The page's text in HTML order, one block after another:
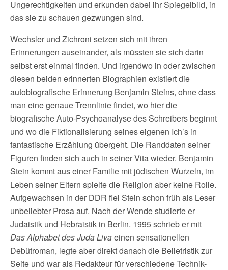
Ungerechtigkeiten und erkunden dabei ihr Spiegelbild, in
das sie zu schauen gezwungen sind.
Wechsler und Zichroni setzen sich mit ihren
Erinnerungen auseinander, als müssten sie sich darin
selbst erst einmal finden. Und irgendwo in oder zwischen
diesen beiden erinnerten Biographien existiert die
autobiografische Erinnerung Benjamin Steins, ohne dass
man eine genaue Trennlinie findet, wo hier die
biografische Auto-Psychoanalyse des Schreibers beginnt
und wo die Fiktionalisierung seines eigenen Ich’s in
fantastische Erzählung übergeht. Die Randdaten seiner
Figuren finden sich auch in seiner Vita wieder. Benjamin
Stein kommt aus einer Familie mit jüdischen Wurzeln, im
Leben seiner Eltern spielte die Religion aber keine Rolle.
Aufgewachsen in der DDR fiel Stein schon früh als Leser
unbeliebter Prosa auf. Nach der Wende studierte er
Judaistik und Hebraistik in Berlin. 1995 schrieb er mit
Das Alphabet des Juda Livaeinen sensationellen
Debütroman, legte aber direkt danach die Belletristik zur
Seite und war als Redakteur für verschiedene Technik-